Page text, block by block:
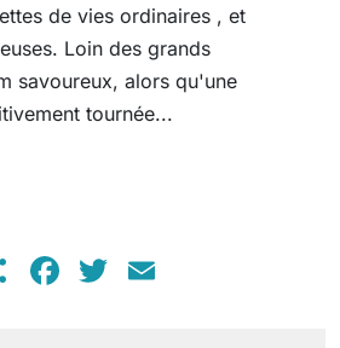
de vies ordinaires , et
Loin des grands
savoureux, alors qu'une
tournée...
ShareFacebook
Twitter